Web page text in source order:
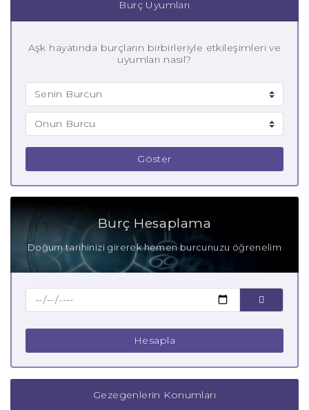
Burç Uyumları
Aşk hayatında burçların birbirleriyle etkileşimleri ve
uyumları nasıl?
Göster
Burç Hesaplama
Doğum tarihinizi girerek hemen burcunuzu öğrenelim
Hesapla
Gezegenlerin Konumları